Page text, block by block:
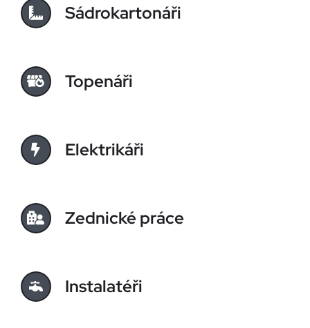
Sádrokartonáři
Topenáři
Elektrikáři
Zednické práce
Instalatéři